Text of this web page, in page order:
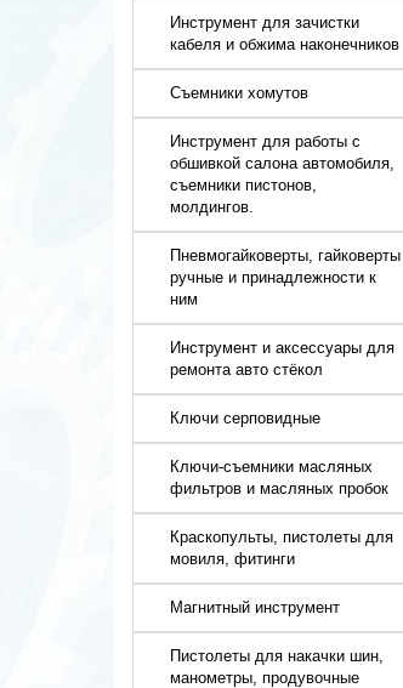
Инструмент для зачистки
кабеля и обжима наконечников
Съемники хомутов
Инструмент для работы с
обшивкой салона автомобиля,
съемники пистонов,
молдингов.
Пневмогайковерты, гайковерты
ручные и принадлежности к
ним
Инструмент и аксессуары для
ремонта авто стёкол
Ключи серповидные
Ключи-съемники масляных
фильтров и масляных пробок
Краскопульты, пистолеты для
мовиля, фитинги
Магнитный инструмент
Пистолеты для накачки шин,
манометры, продувочные